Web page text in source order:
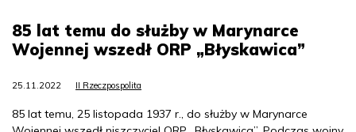
85 lat temu do służby w Marynarce
Wojennej wszedł ORP „Błyskawica”
25.11.2022 II Rzeczpospolita
85 lat temu, 25 listopada 1937 r., do służby w Marynarce